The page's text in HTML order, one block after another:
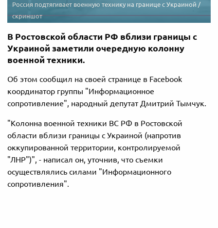
Россия подтягивает военную технику на границе с Украиной /
скриншот
В Ростовской области РФ вблизи границы с
Украиной заметили очередную колонну
военной техники.
Об этом сообщил на своей странице в Facebook
координатор группы "Информационное
сопротивление", народный депутат Дмитрий Тымчук.
"Колонна военной техники ВС РФ в Ростовской
области вблизи границы с Украиной (напротив
оккупированной территории, контролируемой
"ЛНР")", - написал он, уточнив, что съемки
осуществлялись силами "Информационного
сопротивления".